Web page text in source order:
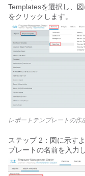
Templatesを選択し、
をクリックします。
レポートテンプレートの作
ステップ 2：図に示すよ
プレートの名前を入力